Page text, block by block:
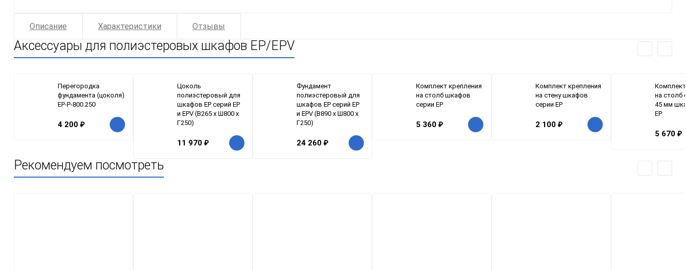
Описание Характеристики Отзывы
Аксессуары для полиэстеровых шкафов EP/EPV
Перегородка
фундамента (цоколя)
EP-P-800.250
4 200 ₽
Цоколь
полиэстеровый для
шкафов EP серий ЕР
и EPV (В265 x Ш800 x
Г250)
11 970 ₽
Фундамент
полиэстеровый для
шкафов EP серий ЕР
и EPV (В890 x Ш800 x
Г250)
24 260 ₽
Комплект крепления
на столб шкафов
серии EP
5 360 ₽
Комплект крепления
на стену шкафов
серии EP
2 100 ₽
на столб
45 мм
EP
5 670 ₽
Рекомендуем посмотреть